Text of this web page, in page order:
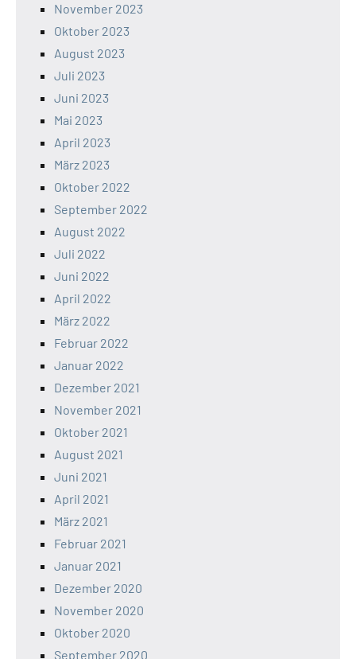
November 2023
Oktober 2023
August 2023
Juli 2023
Juni 2023
Mai 2023
April 2023
März 2023
Oktober 2022
September 2022
August 2022
Juli 2022
Juni 2022
April 2022
März 2022
Februar 2022
Januar 2022
Dezember 2021
November 2021
Oktober 2021
August 2021
Juni 2021
April 2021
März 2021
Februar 2021
Januar 2021
Dezember 2020
November 2020
Oktober 2020
September 2020